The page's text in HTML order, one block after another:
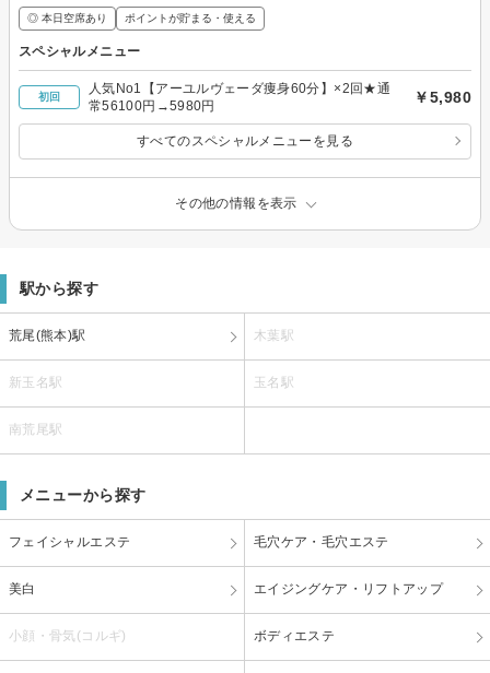
◎ 本日空席あり ポイントが貯まる・使える
スペシャルメニュー
初回
人気No1【アーユルヴェーダ痩身60分】×2回★通
常56100円→5980円
￥5,980
すべてのスペシャルメニューを見る
その他の情報を表示
駅から探す
荒尾(熊本)駅 木葉駅
新玉名駅 玉名駅
南荒尾駅
メニューから探す
フェイシャルエステ 毛穴ケア・毛穴エステ
美白 エイジングケア・リフトアップ
小顔・骨気(コルギ) ボディエステ